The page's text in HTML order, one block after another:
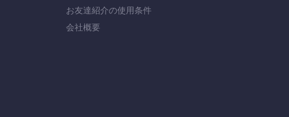
お友達紹介の使用条件
会社概要